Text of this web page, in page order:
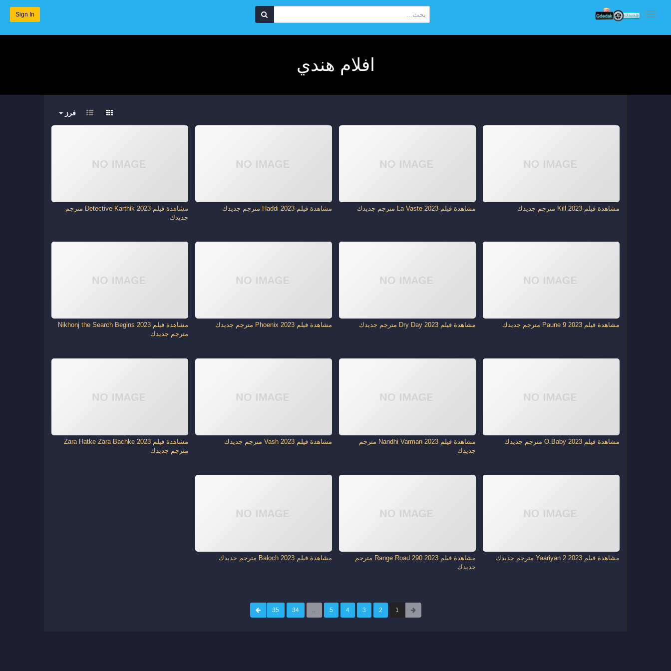
Sign In
افلام هندي
فرز
مشاهدة فيلم Kill 2023 مترجم جديدك مشاهدة فيلم La Vaste 2023 مترجم جديدك مشاهدة فيلم Haddi 2023 مترجم جديدك
مشاهدة فيلم Detective Karthik 2023 مترجم
جديدك
مشاهدة فيلم Paune 9 2023 مترجم جديدك مشاهدة فيلم Dry Day 2023 مترجم جديدك مشاهدة فيلم Phoenix 2023 مترجم جديدك
مشاهدة فيلم Nikhonj the Search Begins 2023
مترجم جديدك
مشاهدة فيلم O.Baby 2023 مترجم جديدك
مشاهدة فيلم Nandhi Varman 2023 مترجم
جديدك
مشاهدة فيلم Vash 2023 مترجم جديدك
مشاهدة فيلم Zara Hatke Zara Bachke 2023
مترجم جديدك
مشاهدة فيلم Yaariyan 2 2023 مترجم جديدك
مشاهدة فيلم Range Road 290 2023 مترجم
جديدك
مشاهدة فيلم Baloch 2023 مترجم جديدك
1
2
3
4
5
...
34
35